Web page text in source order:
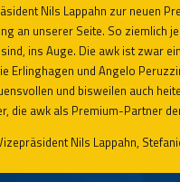
Nils Lappahn zur neuen
an unserer Seite. So ziemlich
ins Auge. Die awk ist zwar
Erlinghagen und Angelo
und bisweilen auch
die awk als Premium-Partner
Nils Lappahn,